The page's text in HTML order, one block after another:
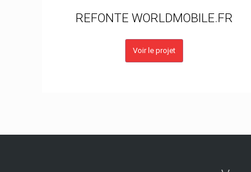
REFONTE WORLDMOBILE.FR
Voir le projet